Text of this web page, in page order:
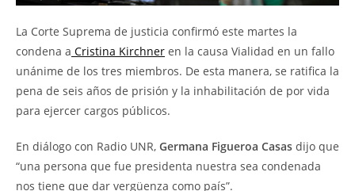
La Corte Suprema de justicia confirmó este martes la
condena a Cristina Kirchner en la causa Vialidad en un fallo
unánime de los tres miembros. De esta manera, se ratifica la
pena de seis años de prisión y la inhabilitación de por vida
para ejercer cargos públicos.
En diálogo con Radio UNR, Germana Figueroa Casas dijo que
“una persona que fue presidenta nuestra sea condenada
nos tiene que dar vergüenza como país”.